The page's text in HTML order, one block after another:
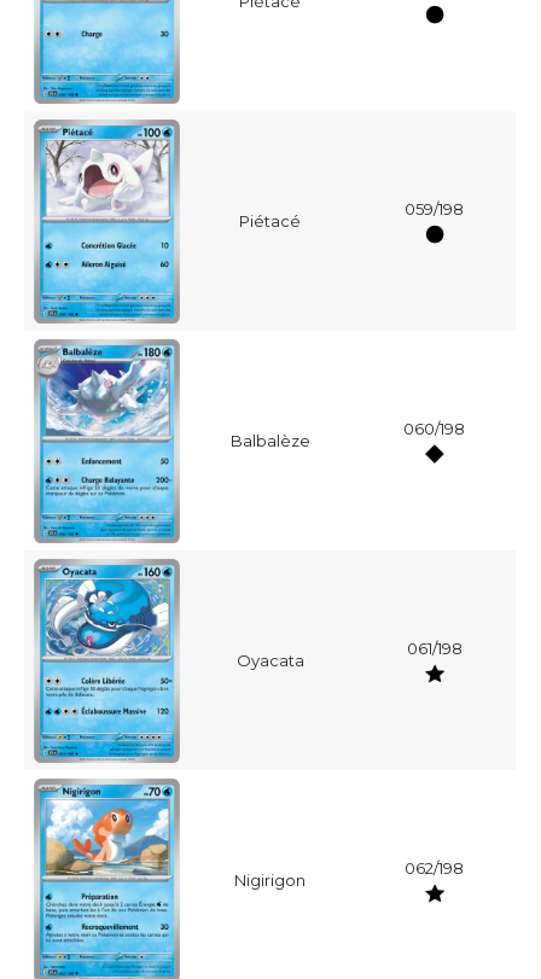
Piétacé
059/198
Balbalèze
060/198
Oyacata
061/198
Nigirigon
062/198